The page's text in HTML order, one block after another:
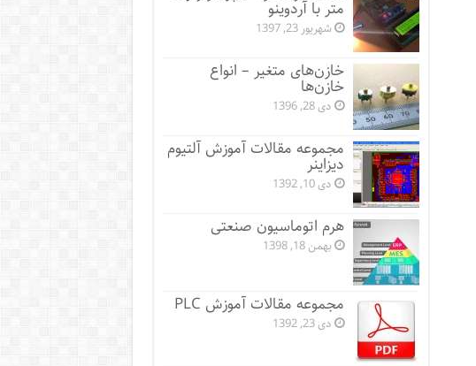
متر با آردوینو
شهریور 23, 1397
خازن‌های متغیر – انواع
خازن‌ها
دی 28, 1396
مجموعه مقالات آموزش آلتیوم
دیزاینر
دی 10, 1392
هرم اتوماسیون صنعتی
بهمن 18, 1398
مجموعه مقالات آموزش PLC
دی 23, 1392